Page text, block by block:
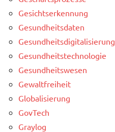
Gesichtserkennung
Gesundheitsdaten
Gesundheitsdigitalisierung
Gesundheitstechnologie
Gesundheitswesen
Gewaltfreiheit
Globalisierung
GovTech
Graylog